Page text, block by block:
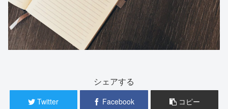
シェアする
Twitter Facebook コピー